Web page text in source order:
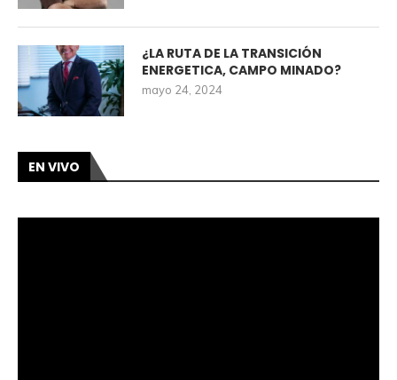
¿LA RUTA DE LA TRANSICIÓN
ENERGETICA, CAMPO MINADO?
mayo 24, 2024
EN VIVO